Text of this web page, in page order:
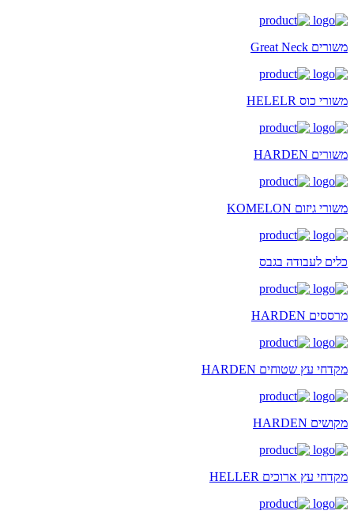
משורים Great Neck
משורי כוס HELELR
משורים HARDEN
משורי גיזום KOMELON
כלים לעבודה בגבס
מרססים HARDEN
מקדחי עץ שטוחים HARDEN
מקושים HARDEN
מקדחי עץ ארוכים HELLER